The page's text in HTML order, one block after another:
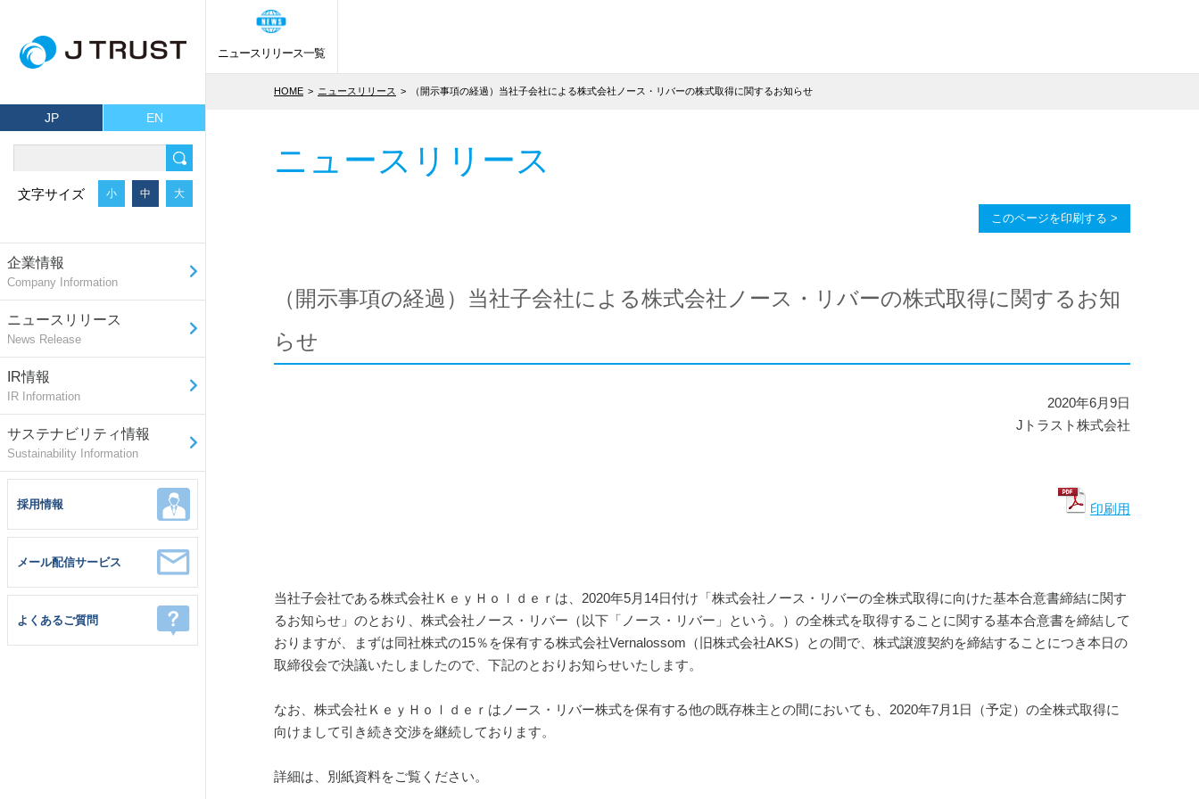
JP EN
文字サイズ 小 中 大
企業情報
Company Information
ニュースリリース
News Release
IR情報
IR Information
サステナビリティ情報
Sustainability Information
採用情報
メール配信サービス
よくあるご質問
ニュースリリース一覧
HOME ニュースリリース （開示事項の経過）当社子会社による株式会社ノース・リバーの株式取得に関するお知らせ
ニュースリリース
このページを印刷する >
（開示事項の経過）当社子会社による株式会社ノース・リバーの株式取得に関するお知
らせ
2020年6月9日
Jトラスト株式会社
印刷用
当社子会社である株式会社ＫｅｙＨｏｌｄｅｒは、2020年5月14日付け「株式会社ノース・リバーの全株式取得に向けた基本合意書締結に関す
るお知らせ」のとおり、株式会社ノース・リバー（以下「ノース・リバー」という。）の全株式を取得することに関する基本合意書を締結して
おりますが、まずは同社株式の15％を保有する株式会社Vernalossom（旧株式会社AKS）との間で、株式譲渡契約を締結することにつき本日の
取締役会で決議いたしましたので、下記のとおりお知らせいたします。
なお、株式会社ＫｅｙＨｏｌｄｅｒはノース・リバー株式を保有する他の既存株主との間においても、2020年7月1日（予定）の全株式取得に
向けまして引き続き交渉を継続しております。
詳細は、別紙資料をご覧ください。